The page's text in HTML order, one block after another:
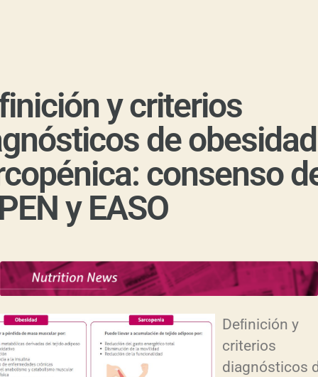
y criterios
de obesidad
consenso
y EASO
Deﬁnición y
criterios
diagnósticos